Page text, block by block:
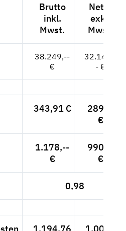
Brutto
inkl.
Mwst.
Netto
exkl.
Mwst.
38.249,--
€
32.142,-
- €
343,91 €
289,--
€
1.178,--
€
990,--
€
0,98
1.194,76 1.004,-